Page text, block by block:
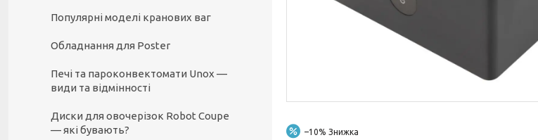
–10%
Популярні моделі кранових ваг
Обладнання для Poster
Печі та пароконвектомати Unox —
види та відмінності
Диски для овочерізок Robot Coupe
— які бувають?